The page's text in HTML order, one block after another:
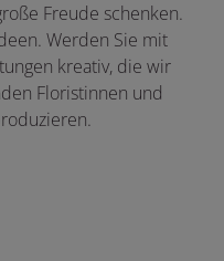
Freude schenken.
Werden Sie mit
kreativ, die wir
Floristinnen und